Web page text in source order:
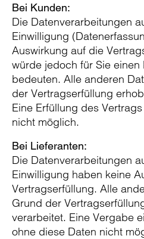
Bei Kunden:
Die Datenverarbeitungen
Einwilligung
Auswirkung auf die
würde jedoch für Sie einen
bedeuten. Alle anderen
der Vertragserfüllung
Eine Erfüllung des
nicht möglich.
Bei Lieferanten:
Die Datenverarbeitungen
Einwilligung haben keine
Vertragserfüllung. Alle
Grund der
verarbeitet. Eine Vergabe
ohne diese Daten nicht